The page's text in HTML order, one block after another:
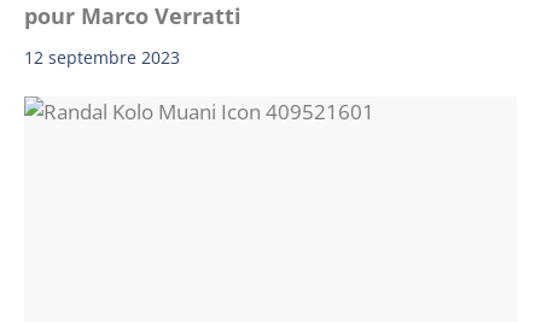
pour Marco Verratti
12 septembre 2023